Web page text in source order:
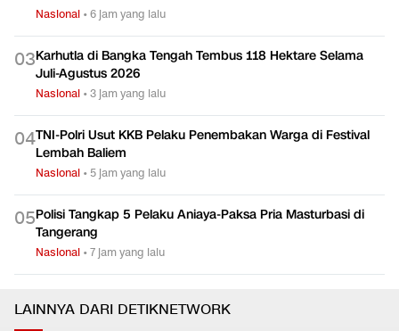
Nasional • 6 jam yang lalu
03Karhutla di Bangka Tengah Tembus 118 Hektare Selama
Juli-Agustus 2026
Nasional • 3 jam yang lalu
04TNI-Polri Usut KKB Pelaku Penembakan Warga di Festival
Lembah Baliem
Nasional • 5 jam yang lalu
05Polisi Tangkap 5 Pelaku Aniaya-Paksa Pria Masturbasi di
Tangerang
Nasional • 7 jam yang lalu
LAINNYA DARI DETIKNETWORK